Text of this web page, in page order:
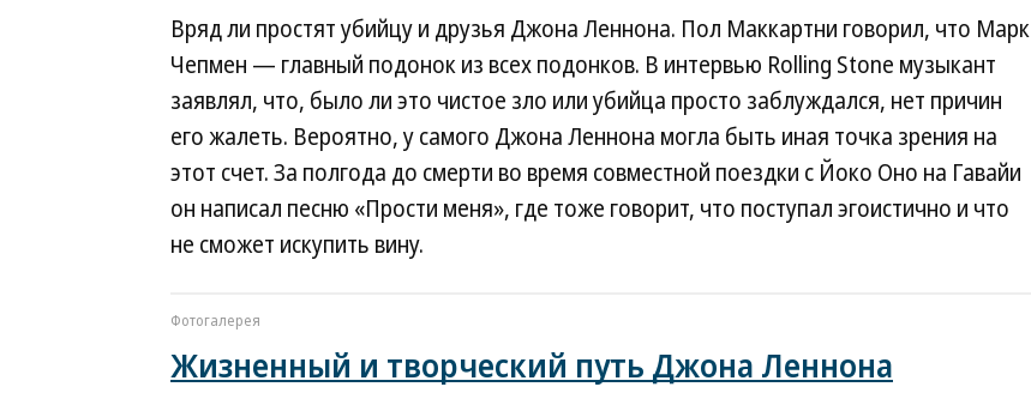
Вряд ли простят убийцу и друзья Джона Леннона. Пол Маккартни говорил, что Марк
Чепмен — главный подонок из всех подонков. В интервью Rolling Stone музыкант
заявлял, что, было ли это чистое зло или убийца просто заблуждался, нет причин
его жалеть. Вероятно, у самого Джона Леннона могла быть иная точка зрения на
этот счет. За полгода до смерти во время совместной поездки с Йоко Оно на Гавайи
он написал песню «Прости меня», где тоже говорит, что поступал эгоистично и что
не сможет искупить вину.
Фотогалерея
Жизненный и творческий путь Джона Леннона